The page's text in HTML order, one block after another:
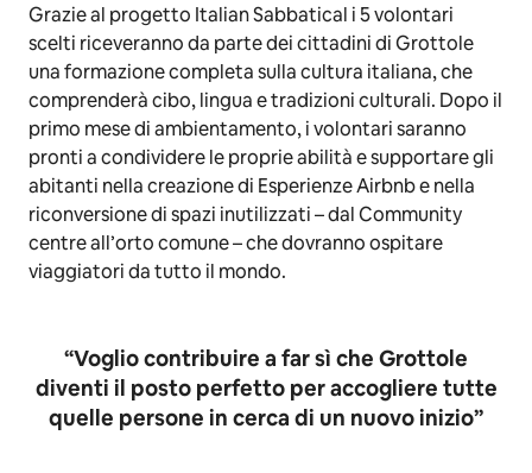
Grazie al progetto Italian Sabbatical i 5 volontari
scelti riceveranno da parte dei cittadini di Grottole
una formazione completa sulla cultura italiana, che
comprenderà cibo, lingua e tradizioni culturali. Dopo il
primo mese di ambientamento, i volontari saranno
pronti a condividere le proprie abilità e supportare gli
abitanti nella creazione di Esperienze Airbnb e nella
riconversione di spazi inutilizzati – dal Community
centre all’orto comune – che dovranno ospitare
viaggiatori da tutto il mondo.
“Voglio contribuire a far sì che Grottole
diventi il posto perfetto per accogliere tutte
quelle persone in cerca di un nuovo inizio”